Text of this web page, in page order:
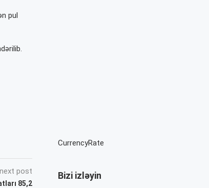
pul
next post
85,2
CurrencyRate
Bizi izləyin